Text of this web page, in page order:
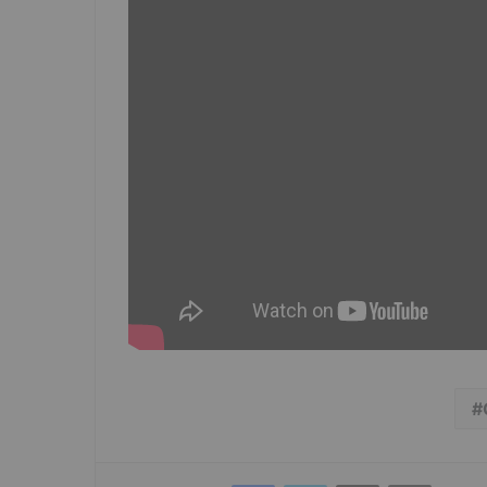
FacebookTwitter Udostępnij przez e-mail Drukuj